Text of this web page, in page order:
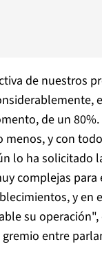
de nuestros
de un
menos, y con
lo ha solicitado
complejas
y en
su
entre